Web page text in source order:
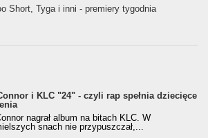
Short, Tyga i inni - premiery tygodnia
i KLC "24" - czyli rap spełnia dziecięce
nagrał album na bitach KLC. W
snach nie przypuszczał,...